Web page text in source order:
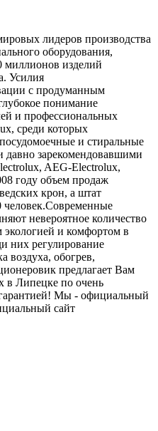
лидеров производства
оборудования,
изделий
Усилия
с продуманным
понимание
и профессиональных
среди которых
и стиральные
зарекомендовавшими
AEG-Electrolux,
году объем продаж
крон, а штат
человек.Современные
невероятное количество
экологией и комфортом в
них регулирование
воздуха, обогрев,
предлагает Вам
в Липецке по очень
Мы - официальный
сайт